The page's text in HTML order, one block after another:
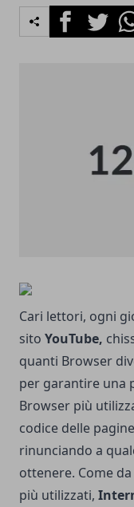
FacebookTwitter
Cari lettori, ogni
sito YouTube,
quanti Browser
per garantire una
Browser più
codice delle
rinunciando a
ottenere. Come
più utilizzati,